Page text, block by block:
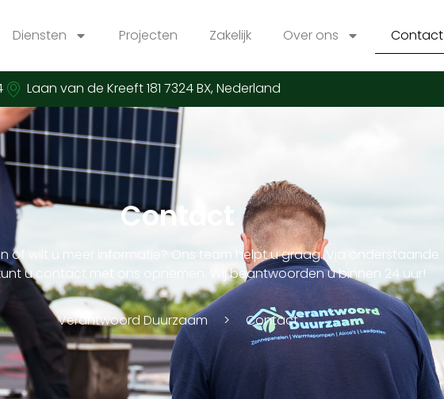
Diensten Projecten Zakelijk Over ons Contact
Laan van de Kreeft 181 7324 BX, Nederland
Contact
of wilt u meer informatie? Ons team helpt u graag. Via onderstaande
u contact met ons opnemen. Wij beantwoorden u binnen 24 uur!
Verantwoord Duurzaam Contact